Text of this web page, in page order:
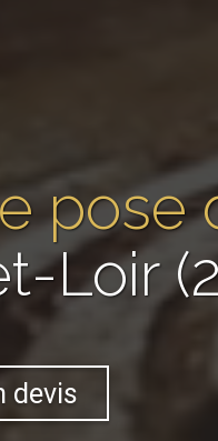
pose
Loir
devis